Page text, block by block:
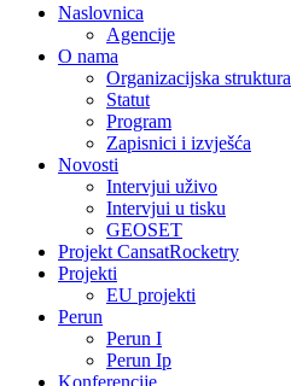
Naslovnica
Agencije
O nama
Organizacijska struktura
Statut
Program
Zapisnici i izvješća
Novosti
Intervjui uživo
Intervjui u tisku
GEOSET
Projekt CansatRocketry
Projekti
EU projekti
Perun
Perun I
Perun Ip
Konferencije